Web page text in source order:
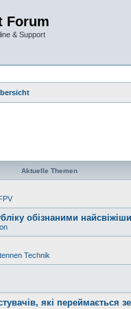
Forum
& Support
Aktuelle Themen
обізнаними
Technik
які переймається